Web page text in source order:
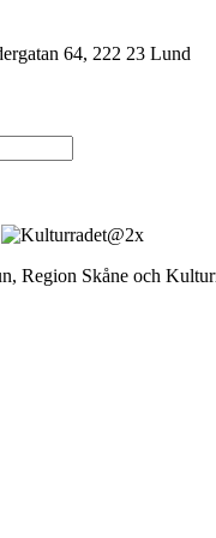
64, 222 23 Lund
Region Skåne och